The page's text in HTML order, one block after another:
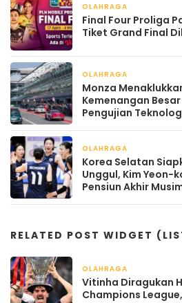
OLAHRAGA
Final Four Proliga
Tiket Grand Final
OLAHRAGA
Monza
Kemenangan
Pengujian
OLAHRAGA
Korea Selatan
Unggul, Kim Yeon-
Pensiun Akhir
RELATED POST WIDGET
OLAHRAGA
Vitinha Diragukan
Champions